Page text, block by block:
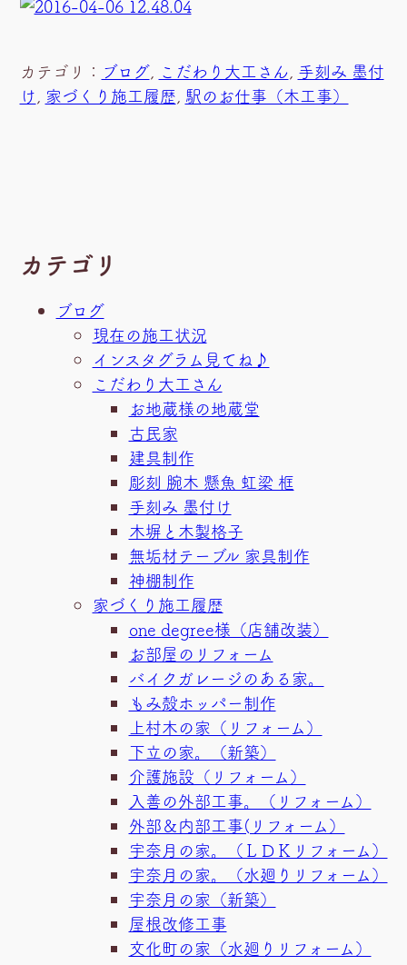
カテゴリ： ブログ, こだわり大工さん, 手刻み 墨付
け, 家づくり施工履歴, 駅のお仕事（木工事）
カテゴリ
ブログ
現在の施工状況
インスタグラム見てね♪
こだわり大工さん
お地蔵様の地蔵堂
古民家
建具制作
彫刻 腕木 懸魚 虹梁 框
手刻み 墨付け
木塀と木製格子
無垢材テーブル 家具制作
神棚制作
家づくり施工履歴
one degree様（店舗改装）
お部屋のリフォーム
バイクガレージのある家。
もみ殻ホッパー制作
上村木の家（リフォーム）
下立の家。（新築）
介護施設（リフォーム）
入善の外部工事。（リフォーム）
外部＆内部工事(リフォーム）
宇奈月の家。（ＬＤＫリフォーム）
宇奈月の家。（水廻りリフォーム）
宇奈月の家（新築）
屋根改修工事
文化町の家（水廻りリフォーム）